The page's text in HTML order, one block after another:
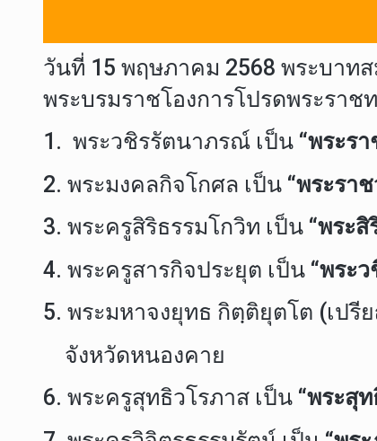
วันที่ 15 พฤษภาคม 2568 พระบาท
พระบรมราชโองการโปรดพระร
1. พระวชิรรัตนาภรณ์ เป็น “พระร
2. พระมงคลกิจโกศล เป็น “พระรา
3. พระครูสิริธรรมโกวิท เป็น “พระสิ
4. พระครูสารกิจประยุต เป็น “พระ
5. พระมหาจงยุทธ กิตฺติยุตโต (เปรี
จังหวัดหนองคาย
6. พระครูสุทธิวโรภาส เป็น “พระสุ